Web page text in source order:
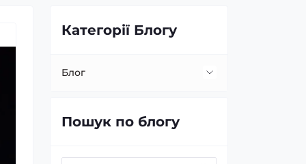
Категорії Блогу
Блог
Пошук по блогу